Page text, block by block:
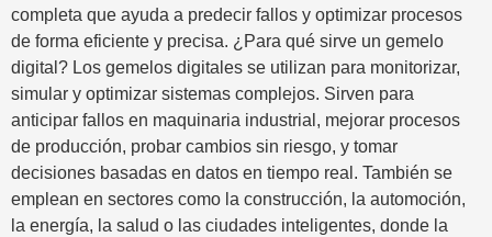
completa que ayuda a predecir fallos y optimizar procesos
de forma eficiente y precisa. ¿Para qué sirve un gemelo
digital? Los gemelos digitales se utilizan para monitorizar,
simular y optimizar sistemas complejos. Sirven para
anticipar fallos en maquinaria industrial, mejorar procesos
de producción, probar cambios sin riesgo, y tomar
decisiones basadas en datos en tiempo real. También se
emplean en sectores como la construcción, la automoción,
la energía, la salud o las ciudades inteligentes, donde la